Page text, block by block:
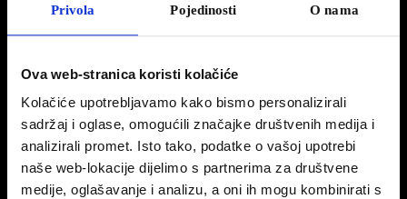
Privola Pojedinosti O nama
Ova web-stranica koristi kolačiće
Kolačiće upotrebljavamo kako bismo personalizirali
sadržaj i oglase, omogućili značajke društvenih medija i
analizirali promet. Isto tako, podatke o vašoj upotrebi
naše web-lokacije dijelimo s partnerima za društvene
medije, oglašavanje i analizu, a oni ih mogu kombinirati s